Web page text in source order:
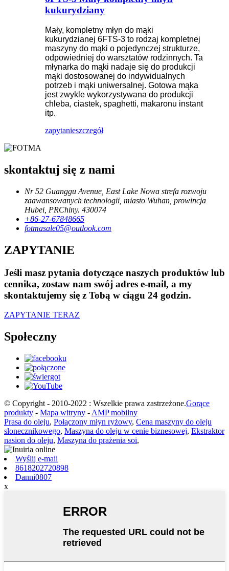
kukurydziany
Mały, kompletny młyn do mąki
kukurydzianej 6FTS-3 to rodzaj kompletnej
maszyny do mąki o pojedynczej strukturze,
odpowiedniej do warsztatów rodzinnych. Ta
młynarka do mąki nadaje się do produkcji
mąki dostosowanej do indywidualnych
potrzeb i mąki uniwersalnej. Gotowa mąka
jest zwykle wykorzystywana do produkcji
chleba, ciastek, spaghetti, makaronu instant
itp.
zapytanieszczegół
skontaktuj się z nami
Nr 52 Guanggu Avenue, East Lake Nowa strefa rozwoju
zaawansowanych technologii, miasto Wuhan, prowincja
Hubei, PRChiny. 430074
+86-27-67848665
fotmasale05@outlook.com
ZAPYTANIE
Jeśli masz pytania dotyczące naszych produktów lub
cennika, zostaw nam swój adres e-mail, a my
skontaktujemy się z Tobą w ciągu 24 godzin.
ZAPYTANIE TERAZ
Społeczny
© Copyright - 2010-2022 : Wszelkie prawa zastrzeżone.Gorące
produkty - Mapa witryny - AMP mobilny
Prasa do oleju, Połączony młyn ryżowy, Cena maszyny do oleju
słonecznikowego, Maszyna do oleju w cenie biznesowej, Ekstraktor
nasion do oleju, Maszyna do prażenia soi,
Wyślij e-mail
8618202720898
Danni0807
x